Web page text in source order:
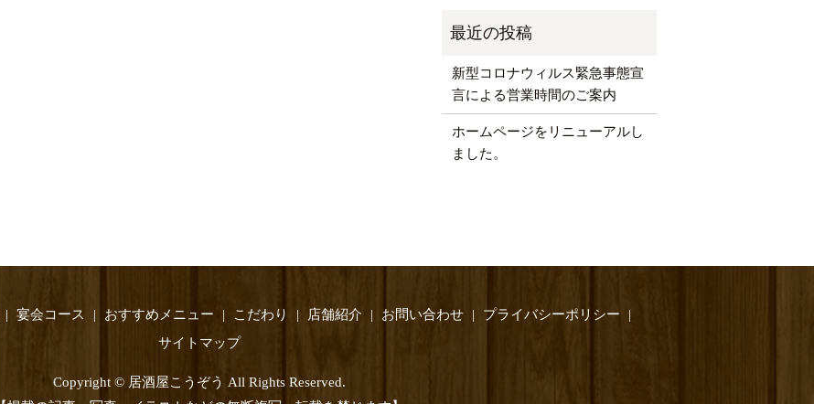
新型コロナウィルス緊急事態宣
言による営業時間のご案内
ホームページをリニューアルし
ました。
宴会コース おすすめメニュー こだわり 店舗紹介 お問い合わせ
プライバシーポリシー
サイトマップ
Copyright © 居酒屋こうぞう All Rights Reserved.